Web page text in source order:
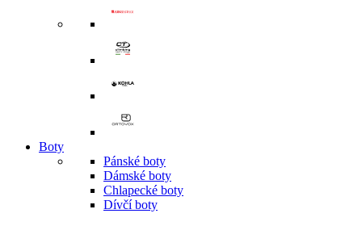
Boty
Pánské boty
Dámské boty
Chlapecké boty
Dívčí boty